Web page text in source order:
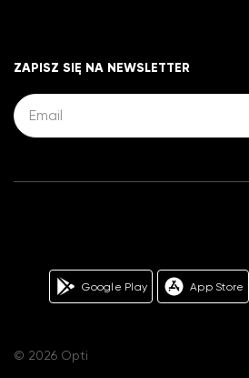
ZAPISZ SIĘ NA NEWSLETTER
Google Play App Store
© 2026 Opti